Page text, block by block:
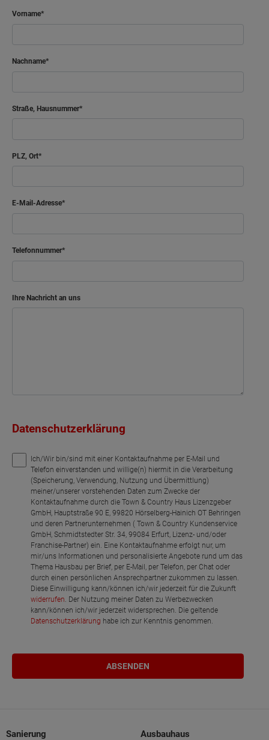
Vorname
Nachname
Straße, Hausnummer
PLZ, Ort
E-Mail-Adresse
Telefonnummer
Ihre Nachricht an uns
Datenschutzerklärung
Ich/Wir bin/sind mit einer Kontaktaufnahme per E-Mail und
Telefon einverstanden und willige(n) hiermit in die Verarbeitung
(Speicherung, Verwendung, Nutzung und Übermittlung)
meiner/unserer vorstehenden Daten zum Zwecke der
Kontaktaufnahme durch die Town & Country Haus Lizenzgeber
GmbH, Hauptstraße 90 E, 99820 Hörselberg-Hainich OT Behringen
und deren Partnerunternehmen ( Town & Country Kundenservice
GmbH, Schmidtstedter Str. 34, 99084 Erfurt, Lizenz- und/oder
Franchise-Partner) ein. Eine Kontaktaufnahme erfolgt nur, um
mir/uns Informationen und personalisierte Angebote rund um das
Thema Hausbau per Brief, per E-Mail, per Telefon, per Chat oder
durch einen persönlichen Ansprechpartner zukommen zu lassen.
Diese Einwilligung kann/können ich/wir jederzeit für die Zukunft
widerrufen . Der Nutzung meiner Daten zu Werbezwecken
kann/können ich/wir jederzeit widersprechen. Die geltende
Datenschutzerklärung habe ich zur Kenntnis genommen.
Sanierung
Ausbauhaus